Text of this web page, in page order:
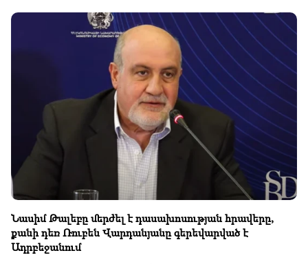
Նասիմ Թալեբը մերժել է դասախոսության հրավերը,
քանի դեռ Ռուբեն Վարդանյանը գերեվարված է
Ադրբեջանում